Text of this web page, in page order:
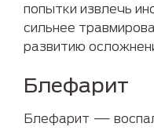
попытки извлечь
сильнее
развитию
Блефарит
Блефарит —